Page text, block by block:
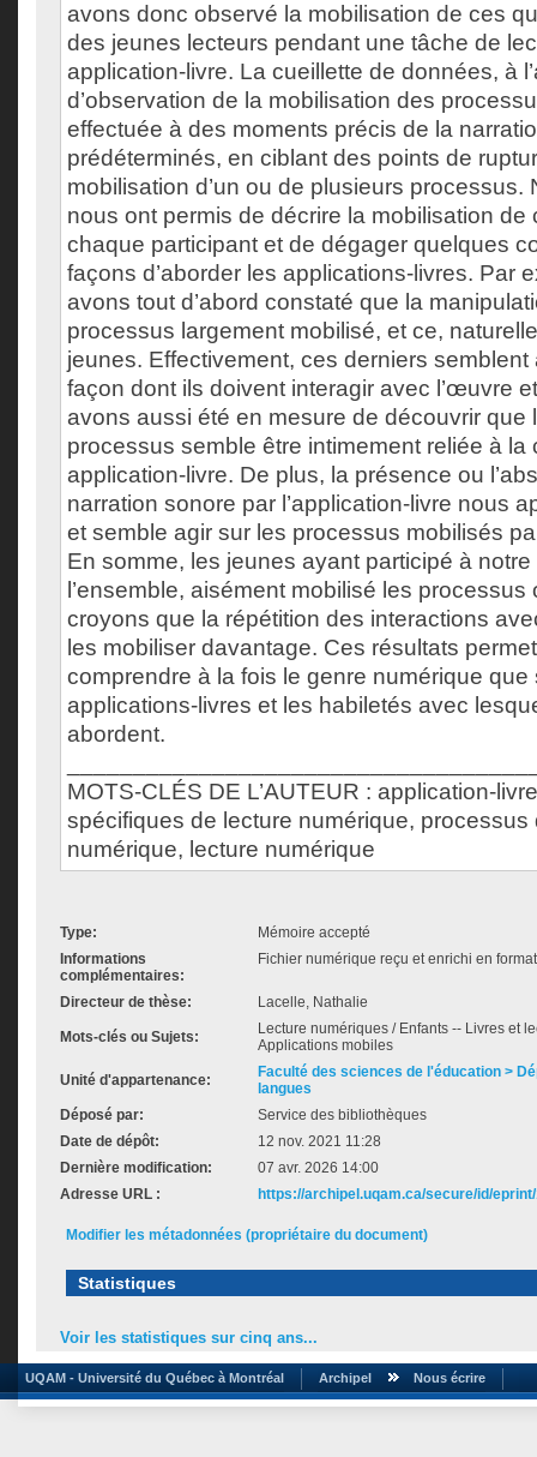
avons donc observé la mobilisation de ces
des jeunes lecteurs pendant une tâche de
application-livre. La cueillette de données, à
d’observation de la mobilisation des
effectuée à des moments précis de la
prédéterminés, en ciblant des points de
mobilisation d’un ou de plusieurs processus.
nous ont permis de décrire la mobilisation
chaque participant et de dégager quelques
façons d’aborder les applications-livres. Par
avons tout d’abord constaté que la
processus largement mobilisé, et ce,
jeunes. Effectivement, ces derniers semblent
façon dont ils doivent interagir avec l’œuvre
avons aussi été en mesure de découvrir que
processus semble être intimement reliée à la
application-livre. De plus, la présence ou
narration sonore par l’application-livre nous
et semble agir sur les processus mobilisés
En somme, les jeunes ayant participé à
l’ensemble, aisément mobilisé les
croyons que la répétition des interactions
les mobiliser davantage. Ces résultats
comprendre à la fois le genre numérique que
applications-livres et les habiletés avec
abordent.
MOTS-CLÉS DE L’AUTEUR : application-
spécifiques de lecture numérique, processus
numérique, lecture numérique
Type:
Mémoire accepté
Informations
complémentaires:
Fichier numérique reçu et enrichi en
Directeur de thèse: Lacelle, Nathalie
Mots-clés ou Sujets:
Lecture numériques / Enfants -- Livres et
Applications mobiles
Unité d'appartenance:
Faculté des sciences de l'éducation >
langues
Déposé par:
Service des bibliothèques
Date de dépôt:
12 nov. 2021 11:28
Dernière modification:
07 avr. 2026 14:00
Adresse URL :
https://archipel.uqam.ca/secure/id/
Modifier les métadonnées (propriétaire du document)
Statistiques
Voir les statistiques sur cinq ans...
UQAM - Université du Québec à Montréal Archipel Nous écrire